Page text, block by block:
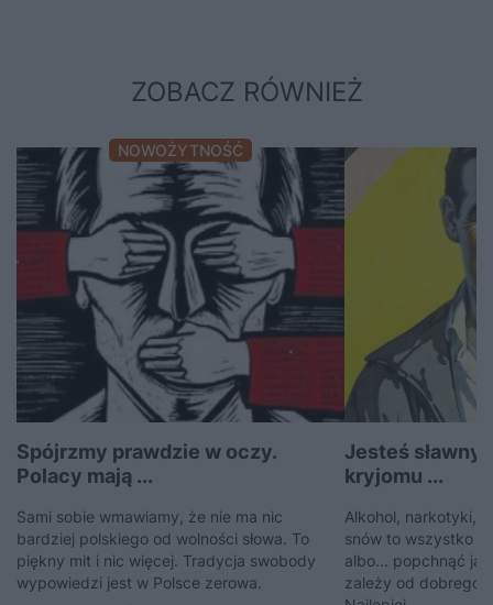
ZOBACZ RÓWNIEŻ
NOWOŻYTNOŚĆ
Spójrzmy prawdzie w oczy.
Polacy mają ...
Sami sobie wmawiamy, że nie ma nic
bardziej polskiego od wolności słowa. To
piękny mit i nic więcej. Tradycja swobody
wypowiedzi jest w Polsce zerowa.
Jesteś
kryjomu ...
Alkohol, narkotyki,
snów to wszystko
albo... popchnąć ją
zależy od dobrego